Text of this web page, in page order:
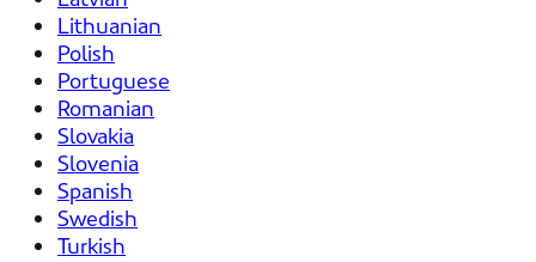
Lithuanian
Polish
Portuguese
Romanian
Slovakia
Slovenia
Spanish
Swedish
Turkish